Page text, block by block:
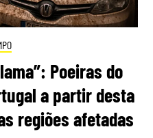
Poeiras do
a partir desta
regiões afetadas